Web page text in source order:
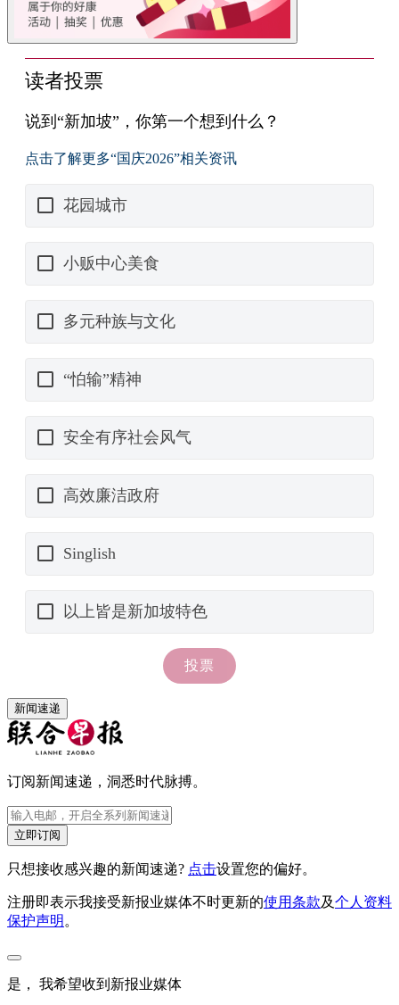
新闻速递
订阅新闻速递，洞悉时代脉搏。
立即订阅
只想接收感兴趣的新闻速递? 点击设置您的偏好。
注册即表示我接受新报业媒体不时更新的使用条款及个人资料
保护声明 。
是， 我希望收到新报业媒体